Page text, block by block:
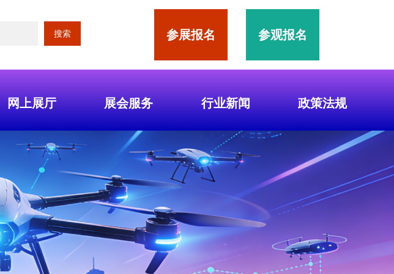
搜索 参展报名 参观报名
网上展厅 展会服务 行业新闻 政策法规